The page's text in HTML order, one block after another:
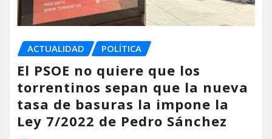
ACTUALIDAD POLÍTICA
El PSOE no quiere que los
torrentinos sepan que la nueva
tasa de basuras la impone la
Ley 7/2022 de Pedro Sánchez